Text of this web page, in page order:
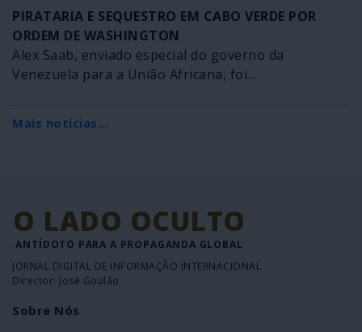
PIRATARIA E SEQUESTRO EM CABO VERDE POR
ORDEM DE WASHINGTON
Alex Saab, enviado especial do governo da
Venezuela para a União Africana, foi...
Mais notícias...
O LADO OCULTO
ANTÍDOTO PARA A PROPAGANDA GLOBAL
JORNAL DIGITAL DE INFORMAÇÃO INTERNACIONAL
Director: José Goulão
Sobre Nós